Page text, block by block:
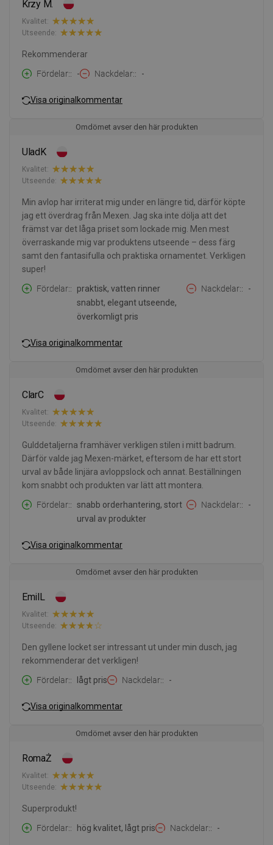
Krzy M.
Kvalitet:
Utseende:
Rekommenderar
Fördelar:
- Nackdelar: -
Visa originalkommentar
Omdömet avser den här produkten
UladK
Kvalitet:
Utseende:
Min avlop har irriterat mig under en längre tid, därför köpte
jag ett överdrag från Mexen. Jag ska inte dölja att det
främst var det låga priset som lockade mig. Men mest
överraskande mig var produktens utseende – dess färg
samt den fantasifulla och praktiska ornamentet. Verkligen
super!
Fördelar:
praktisk, vatten rinner
snabbt, elegant utseende,
överkomligt pris
Nackdelar: -
Visa originalkommentar
Omdömet avser den här produkten
ClarC
Kvalitet:
Utseende:
Gulddetaljerna framhäver verkligen stilen i mitt badrum.
Därför valde jag Mexen-märket, eftersom de har ett stort
urval av både linjära avloppslock och annat. Beställningen
kom snabbt och produkten var lätt att montera.
Fördelar:
snabb orderhantering, stort
urval av produkter
Nackdelar: -
Visa originalkommentar
Omdömet avser den här produkten
EmilL
Kvalitet:
Utseende:
Den gyllene locket ser intressant ut under min dusch, jag
rekommenderar det verkligen!
Fördelar:
lågt pris Nackdelar: -
Visa originalkommentar
Omdömet avser den här produkten
RomaŻ
Kvalitet:
Utseende:
Superprodukt!
Fördelar:
hög kvalitet, lågt pris Nackdelar: -